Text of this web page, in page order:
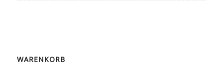
WARENKORB